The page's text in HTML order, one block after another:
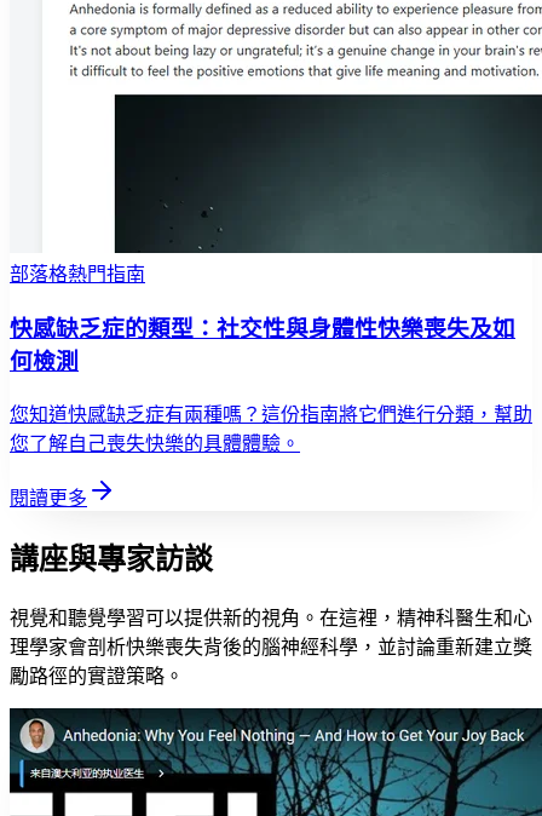
部落格熱門指南
快感缺乏症的類型：社交性與身體性快樂喪失及如
何檢測
您知道快感缺乏症有兩種嗎？這份指南將它們進行分類，幫助
您了解自己喪失快樂的具體體驗。
閱讀更多
講座與專家訪談
視覺和聽覺學習可以提供新的視角。在這裡，精神科醫生和心
理學家會剖析快樂喪失背後的腦神經科學，並討論重新建立獎
勵路徑的實證策略。